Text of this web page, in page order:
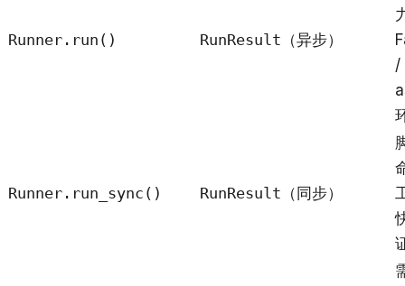
Runner.run() RunResult （异步）
/
Runner.run_sync() RunResult （同步）